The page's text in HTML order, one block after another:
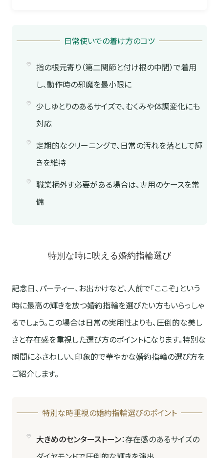
日常使いでの着け方のコツ
指の根元寄り（第二関節と付け根の中間）で着用
し、動作時の邪魔を最小限に
少しゆとりのあるサイズで、むくみや体調変化にも
対応
定期的なクリーニングで、日常の汚れを落として輝
きを維持
職業柄外す必要がある場合は、専用のケースを常
備
特別な時に映える婚約指輪選び
記念日、パーティー、お出かけなど、人前で「ここぞ」という
時に最高の輝きを放つ婚約指輪を選びたい方もいらっしゃ
るでしょう。この場合は日常の実用性よりも、圧倒的な美し
さと存在感を重視した選び方のポイントになります。特別な
瞬間にふさわしい、印象的で華やかな婚約指輪の選び方を
ご紹介します。
特別な時重視の婚約指輪選びのポイント
大きめのセンターストーン：存在感のあるサイズの